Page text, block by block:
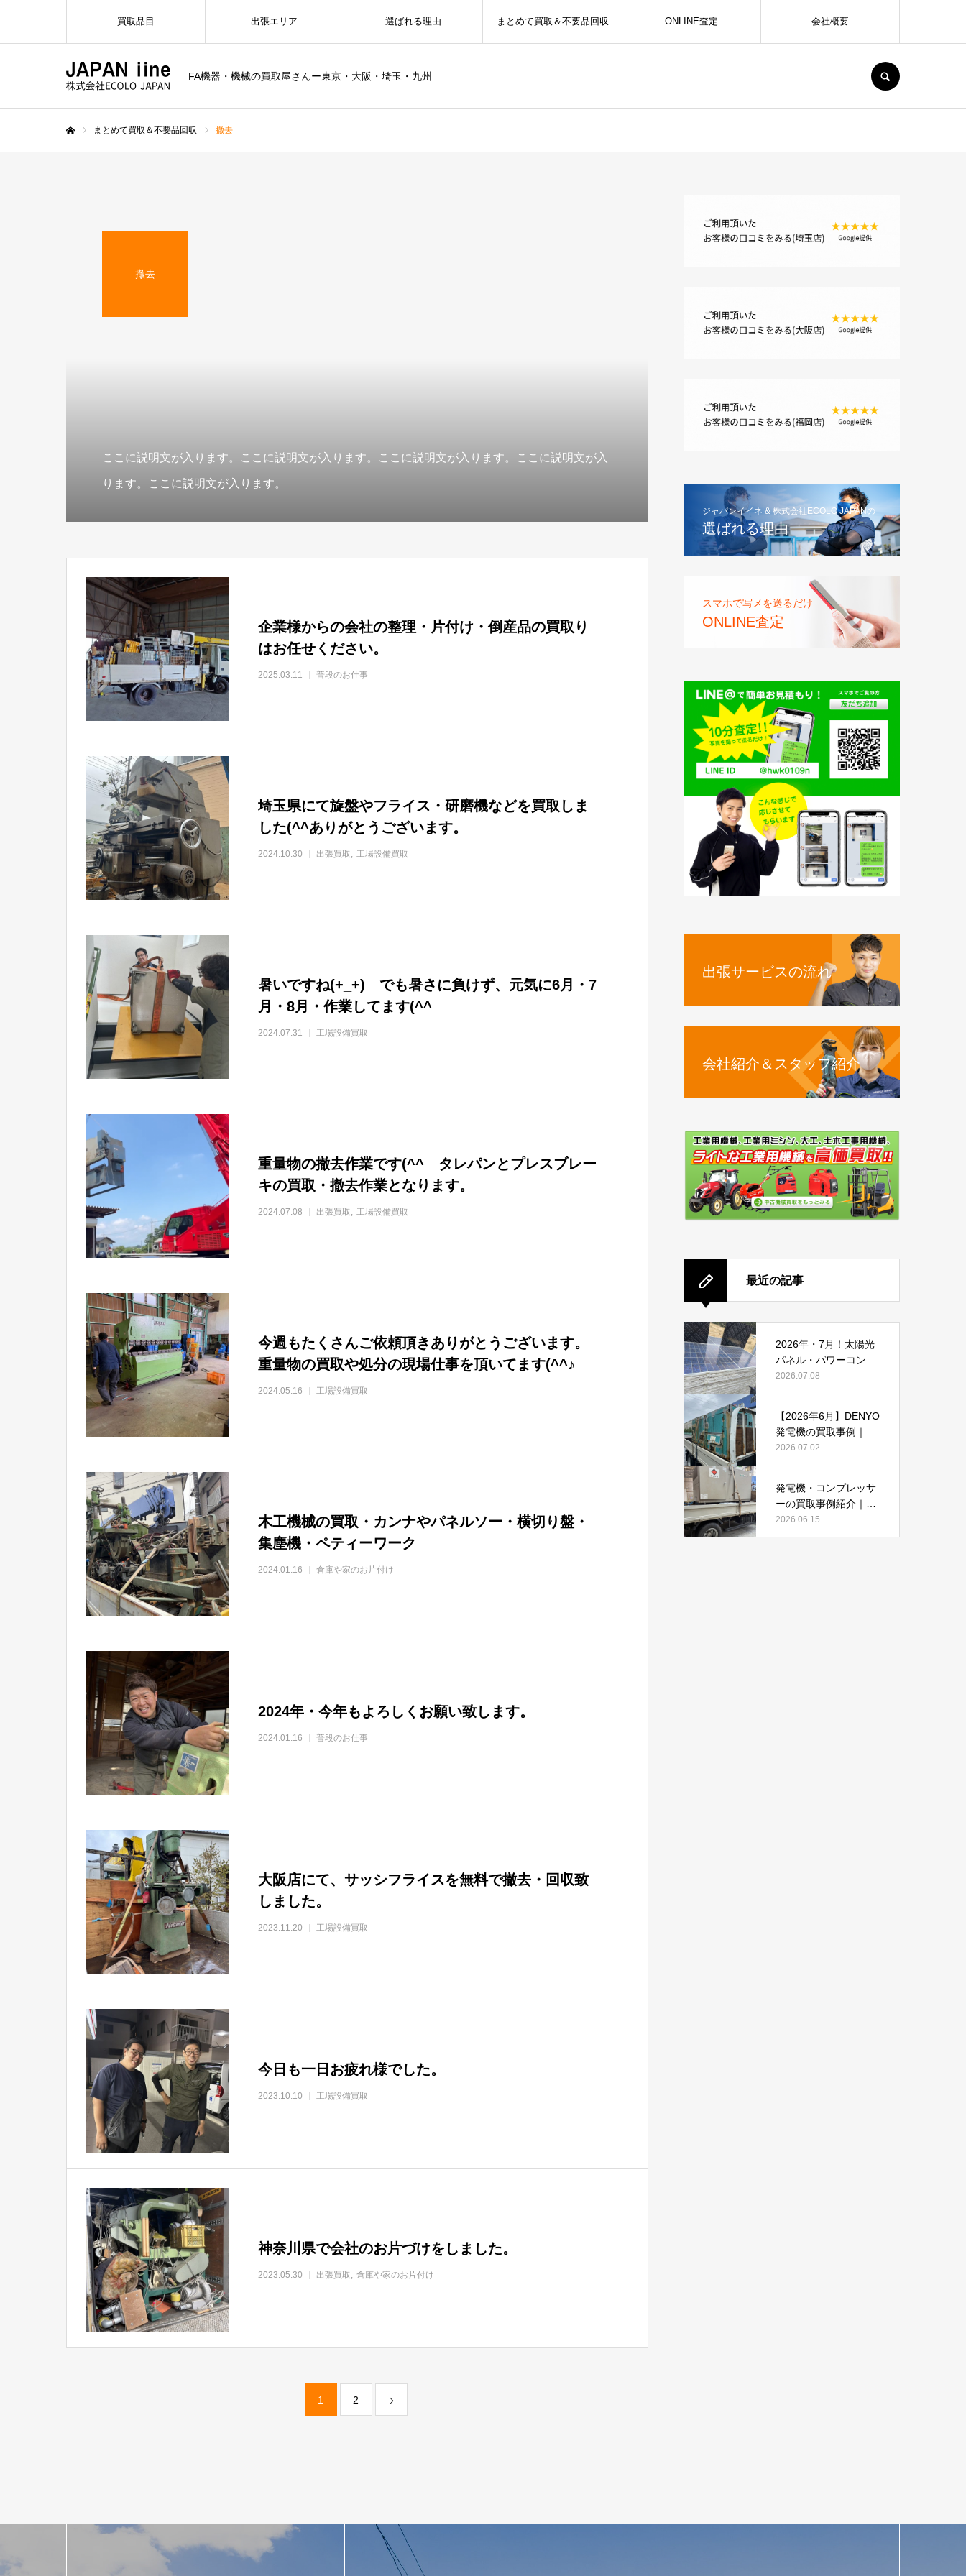
FA機器・機械の買取屋さんー東京・大阪・埼玉・九州
買取品目 出張エリア 選ばれる理由 まとめて買取＆不要品回収 ONLINE査定 会社概要
まとめて買取＆不要品回収 撤去
撤去
ここに説明文が入ります。ここに説明文が入ります。ここに説明文が入ります。ここに説明文が入
ります。ここに説明文が入ります。
企業様からの会社の整理・片付け・倒産品の買取り
はお任せください。
2025.03.11 普段のお仕事
埼玉県にて旋盤やフライス・研磨機などを買取しま
した(^^ありがとうございます。
2024.10.30 出張買取 工場設備買取
暑いですね(+_+) でも暑さに負けず、元気に6月・7
月・8月・作業してます(^^
2024.07.31 工場設備買取
重量物の撤去作業です(^^ タレパンとプレスブレー
キの買取・撤去作業となります。
2024.07.08 出張買取 工場設備買取
今週もたくさんご依頼頂きありがとうございます。
重量物の買取や処分の現場仕事を頂いてます(^^♪
2024.05.16 工場設備買取
木工機械の買取・カンナやパネルソー・横切り盤・
集塵機・ペティーワーク
2024.01.16 倉庫や家のお片付け
2024年・今年もよろしくお願い致します。
2024.01.16 普段のお仕事
大阪店にて、サッシフライスを無料で撤去・回収致
しました。
2023.11.20 工場設備買取
今日も一日お疲れ様でした。
2023.10.10 工場設備買取
神奈川県で会社のお片づけをしました。
2023.05.30 出張買取 倉庫や家のお片付け
1 2
ジャパンイイネ & 株式会社ECOLO JAPANの
選ばれる理由
スマホで写メを送るだけ
ONLINE査定
出張サービスの流れ
会社紹介＆スタッフ紹介
最近の記事
2026年・7月！太陽光
パネル・パワーコンデ
ィショナーの買取・無
料でのお引き取り強化
2026.07.08
【2026年6月】DENYO
発電機の買取事例｜錆
あり・故障品・大型発
電機も買取しました
2026.07.02
発電機・コンプレッサ
ーの買取事例紹介｜DE
NYO・AIRMANを2026
年6月も買取強化中
2026.06.15